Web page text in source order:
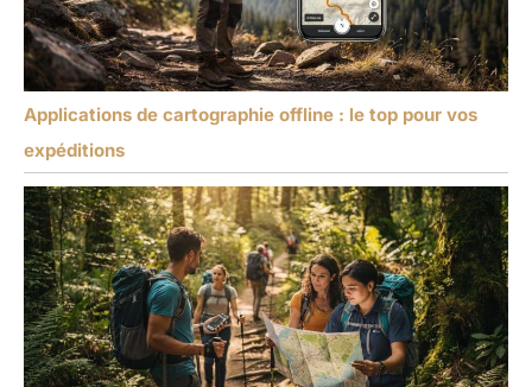
Applications de cartographie offline : le top pour vos
expéditions